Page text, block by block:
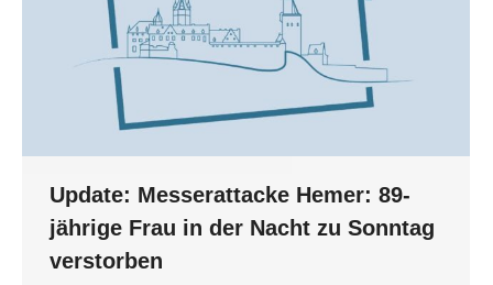
Update: Messerattacke Hemer: 89-
jährige Frau in der Nacht zu Sonntag
verstorben